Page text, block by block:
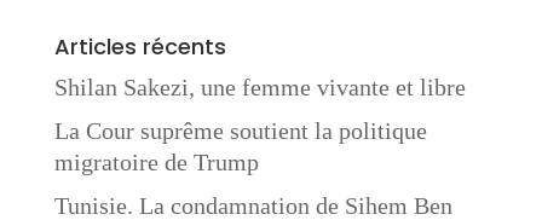
Articles récents
Shilan Sakezi, une femme vivante et libre
La Cour suprême soutient la politique
migratoire de Trump
Tunisie. La condamnation de Sihem Ben